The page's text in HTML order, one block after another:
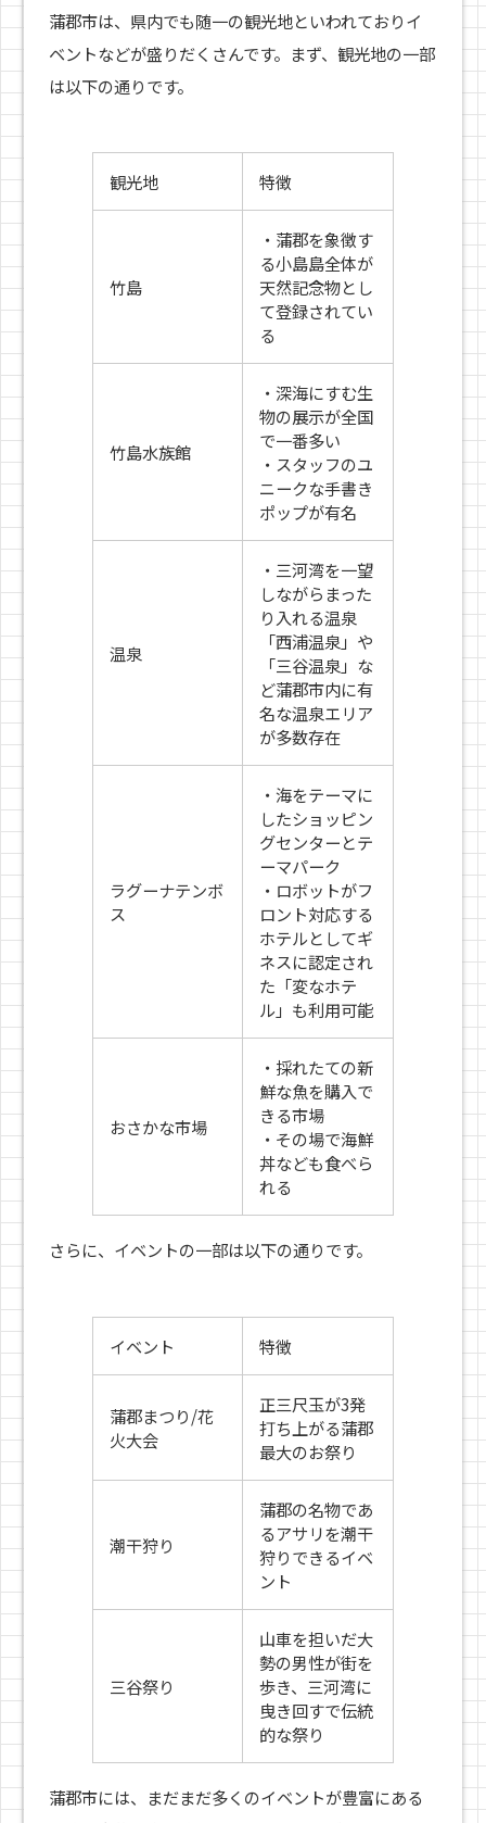
蒲郡市は、県内でも随一の観光地といわれておりイ
ベントなどが盛りだくさんです。まず、観光地の一部
は以下の通りです。
観光地 特徴
竹島
・蒲郡を象徴す
る小島島全体が
天然記念物とし
て登録されてい
る
竹島水族館
・深海にすむ生
物の展示が全国
で一番多い
・スタッフのユ
ニークな手書き
ポップが有名
温泉
・三河湾を一望
しながらまった
り入れる温泉
「西浦温泉」や
「三谷温泉」な
ど蒲郡市内に有
名な温泉エリア
が多数存在
ラグーナテンボ
ス
・海をテーマに
したショッピン
グセンターとテ
ーマパーク
・ロボットがフ
ロント対応する
ホテルとしてギ
ネスに認定され
た「変なホテ
ル」も利用可能
おさかな市場
・採れたての新
鮮な魚を購入で
きる市場
・その場で海鮮
丼なども食べら
れる
さらに、イベントの一部は以下の通りです。
イベント 特徴
蒲郡まつり/花
火大会
正三尺玉が3発
打ち上がる蒲郡
最大のお祭り
潮干狩り
蒲郡の名物であ
るアサリを潮干
狩りできるイベ
ント
三谷祭り
山車を担いだ大
勢の男性が街を
歩き、三河湾に
曳き回すで伝統
的な祭り
蒲郡市には、まだまだ多くのイベントが豊富にある